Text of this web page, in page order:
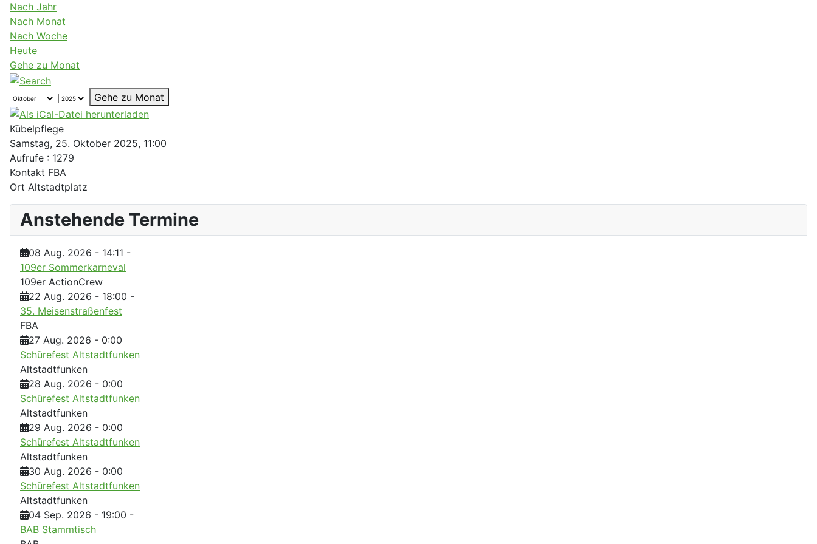
Anstehende Termine
08 Aug. 2026 - 14:11 -
109er Sommerkarneval
109er ActionCrew
22 Aug. 2026 - 18:00 -
35. Meisenstraßenfest
FBA
27 Aug. 2026 - 0:00
Schürefest Altstadtfunken
Altstadtfunken
28 Aug. 2026 - 0:00
Schürefest Altstadtfunken
Altstadtfunken
29 Aug. 2026 - 0:00
Schürefest Altstadtfunken
Altstadtfunken
30 Aug. 2026 - 0:00
Schürefest Altstadtfunken
Altstadtfunken
04 Sep. 2026 - 19:00 -
BAB Stammtisch
Nach Jahr
Nach Monat
Nach Woche
Heute
Gehe zu Monat
Gehe zu Monat
Kübelpflege
Samstag, 25. Oktober 2025, 11:00
Aufrufe : 1279
Kontakt FBA
Ort Altstadtplatz